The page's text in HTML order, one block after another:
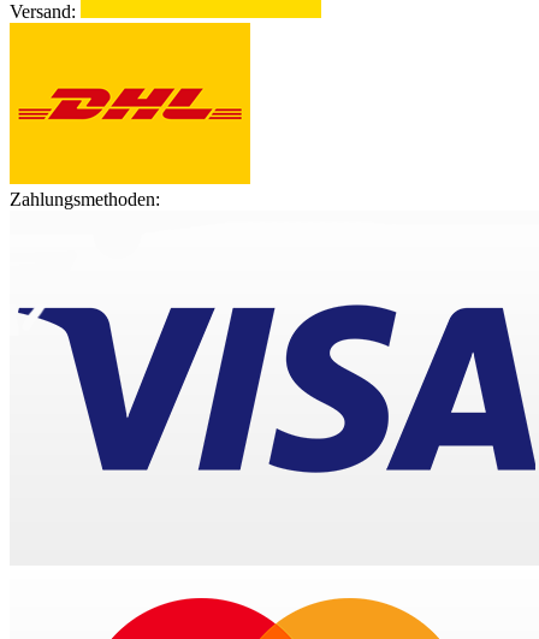
Versand:
Zahlungsmethoden: